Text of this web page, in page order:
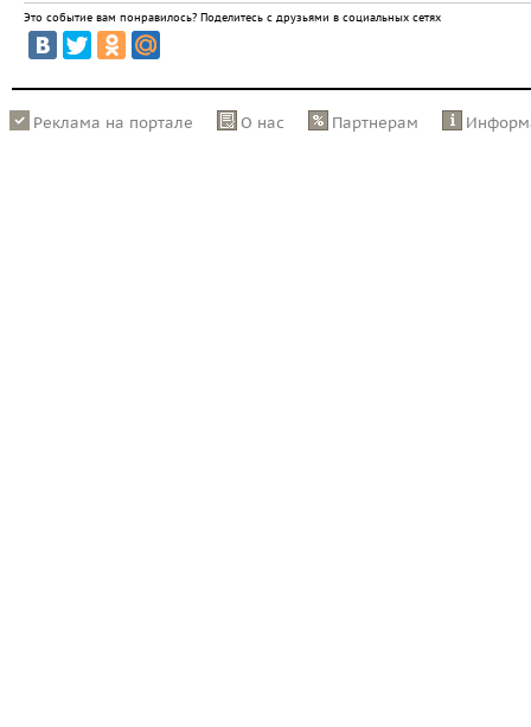
Это событие вам понравилось? Поделитесь с друзьями в социальных сетях
Реклама на портале О нас Партнерам